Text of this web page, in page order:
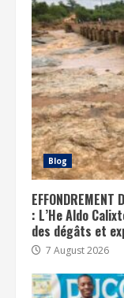
Blog
EFFONDREMENT
: L’He Aldo
des dégâts et
7 August 2026